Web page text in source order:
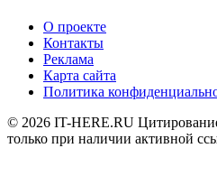
О проекте
Контакты
Реклама
Карта сайта
Политика
© 2026 IT-HERE.RU
только при наличии активной